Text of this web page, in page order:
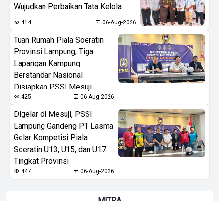
Wujudkan Perbaikan Tata Kelola
414 06-Aug-2026
Tuan Rumah Piala Soeratin
Provinsi Lampung, Tiga
Lapangan Kampung
Berstandar Nasional
Disiapkan PSSI Mesuji
425 06-Aug-2026
Digelar di Mesuji, PSSI
Lampung Gandeng PT Lasma
Gelar Kompetisi Piala
Soeratin U13, U15, dan U17
Tingkat Provinsi
447 06-Aug-2026